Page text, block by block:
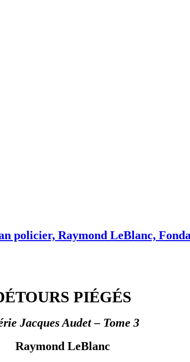
policier, Raymond LeBlanc,
PIÉGÉS
Jacques Audet – Tome 3
Raymond LeBlanc